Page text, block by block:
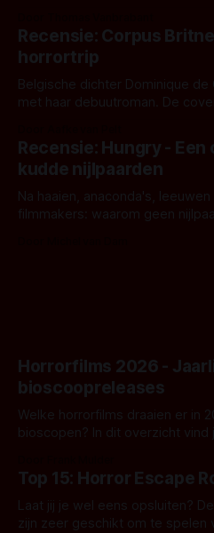
'Skeletons', een nieuwe
opnames zijn gestart in Australië.
Recensie: Corpus
horrortrip
Belgische dichter Dominique
met haar debuutroman. De
achtergrond, belooft iets
iets ongrijpbaars. En dat maakt
waar.
Recensie: Hungry - Een
kudde nijlpaarden
Na haaien, anaconda's,
filmmakers: waarom geen
Horrorfilms 2026 -
bioscoopreleases
Welke horrorfilms draaien er in
bioscopen? In dit overzicht
Top 15: Horror Escape
Laat jij je wel eens opsluiten?
zijn zeer geschikt om te spelen